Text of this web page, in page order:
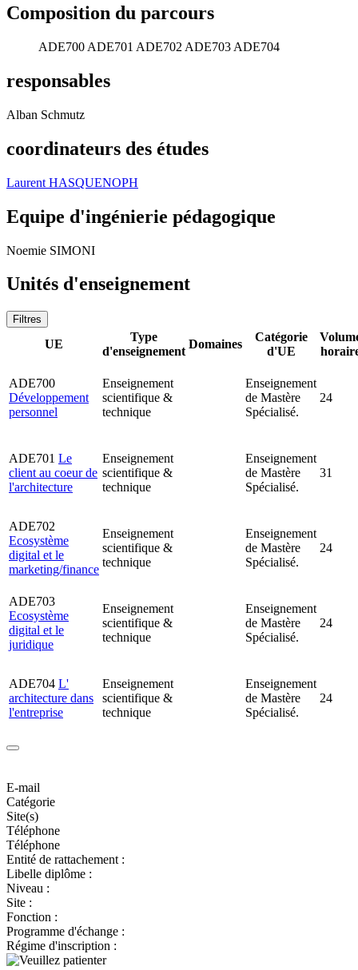
Composition du parcours
ADE700 ADE701 ADE702 ADE703 ADE704
responsables
Alban Schmutz
coordinateurs des études
Laurent HASQUENOPH
Equipe d'ingénierie pédagogique
Noemie SIMONI
Unités d'enseignement
Filtres
UE
Type
d'enseignement
Domaines
Catégorie
d'UE
ADE700
Développement
personnel
Enseignement
scientifique &
technique
Enseignement
de Mastère
Spécialisé.
24
ADE701 Le
client au coeur de
l'architecture
Enseignement
scientifique &
technique
Enseignement
de Mastère
Spécialisé.
31
ADE702
Ecosystème
digital et le
marketing/finance
Enseignement
scientifique &
technique
Enseignement
de Mastère
Spécialisé.
24
ADE703
Ecosystème
digital et le
juridique
Enseignement
scientifique &
technique
Enseignement
de Mastère
Spécialisé.
24
ADE704 L'
architecture dans
l'entreprise
Enseignement
scientifique &
technique
Enseignement
de Mastère
Spécialisé.
24
E-mail
Catégorie
Site(s)
Téléphone
Téléphone
Entité de rattachement :
Libelle diplôme :
Niveau :
Site :
Fonction :
Programme d'échange :
Régime d'inscription :